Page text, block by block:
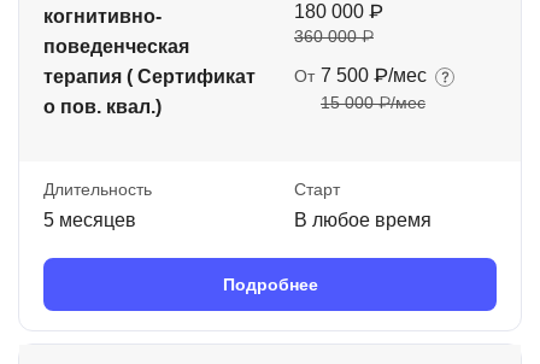
когнитивно-
поведенческая
терапия ( Сертификат
о пов. квал.)
180 000 ₽
360 000 ₽
От 7 500 ₽/мес
15 000 ₽/мес
Длительность
5 месяцев
Старт
В любое время
Подробнее